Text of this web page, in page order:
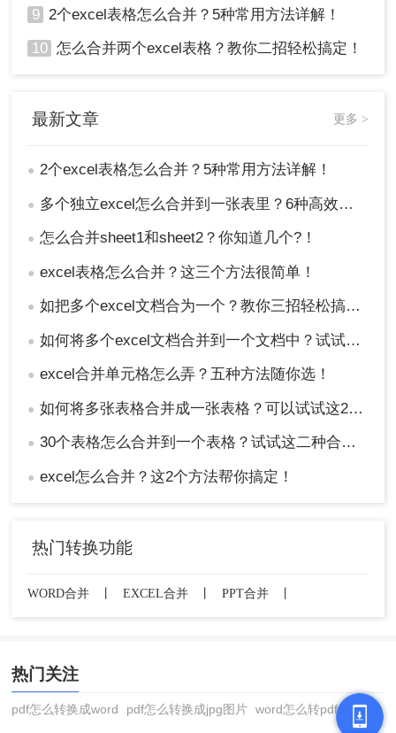
9 2个excel表格怎么合并？5种常用方法详解！
10 怎么合并两个excel表格？教你二招轻松搞定！
最新文章 更多 >
● 2个excel表格怎么合并？5种常用方法详解！
● 多个独立excel怎么合并到一张表里？6种高效合并方法详解！
● 怎么合并sheet1和sheet2？你知道几个?！
● excel表格怎么合并？这三个方法很简单！
● 如把多个excel文档合为一个？教你三招轻松搞定！
● 如何将多个excel文档合并到一个文档中？试试这四个方法！
● excel合并单元格怎么弄？五种方法随你选！
● 如何将多张表格合并成一张表格？可以试试这2种方法！
● 30个表格怎么合并到一个表格？试试这二种合并方法！
● excel怎么合并？这2个方法帮你搞定！
热门转换功能
WORD合并 丨 EXCEL合并 丨 PPT合并 丨
热门关注
pdf怎么转换成word pdf怎么转换成jpg图片 word怎么转pdf